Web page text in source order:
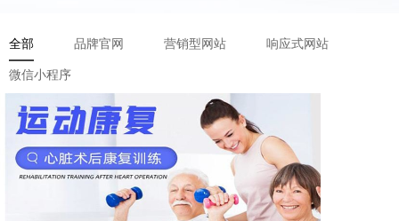
全部 品牌官网 营销型网站 响应式网站
微信小程序